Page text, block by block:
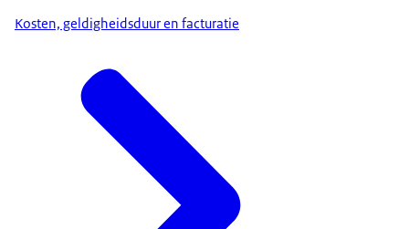
Kosten, geldigheidsduur en facturatie